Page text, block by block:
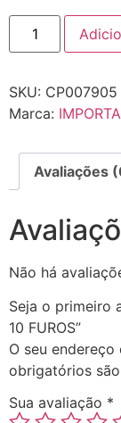
SKU: CP007905
Marca:
Avaliações
Não há
Seja o primeiro
10 FUROS”
O seu
obrigatórios
Sua avaliação *